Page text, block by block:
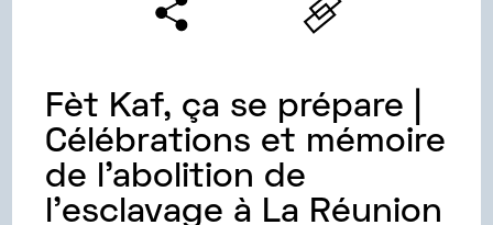
Fèt Kaf, ça se prépare |
Célébrations et mémoire
de l’abolition de
l’esclavage à La Réunion